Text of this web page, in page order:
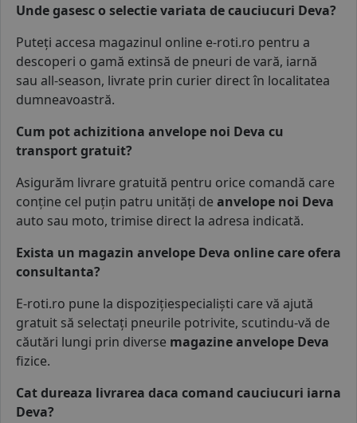
Unde gasesc o selectie variata de cauciucuri Deva?
Puteți accesa magazinul online e-roti.ro pentru a
descoperi o gamă extinsă de pneuri de vară, iarnă
sau all-season, livrate prin curier direct în localitatea
dumneavoastră.
Cum pot achizitiona anvelope noi Deva cu
transport gratuit?
Asigurăm livrare gratuită pentru orice comandă care
conține cel puțin patru unități de anvelope noi Deva
auto sau moto, trimise direct la adresa indicată.
Exista un magazin anvelope Deva online care ofera
consultanta?
E-roti.ro pune la dispozițiespecialiști care vă ajută
gratuit să selectați pneurile potrivite, scutindu-vă de
căutări lungi prin diverse magazine anvelope Deva
fizice.
Cat dureaza livrarea daca comand cauciucuri iarna
Deva?